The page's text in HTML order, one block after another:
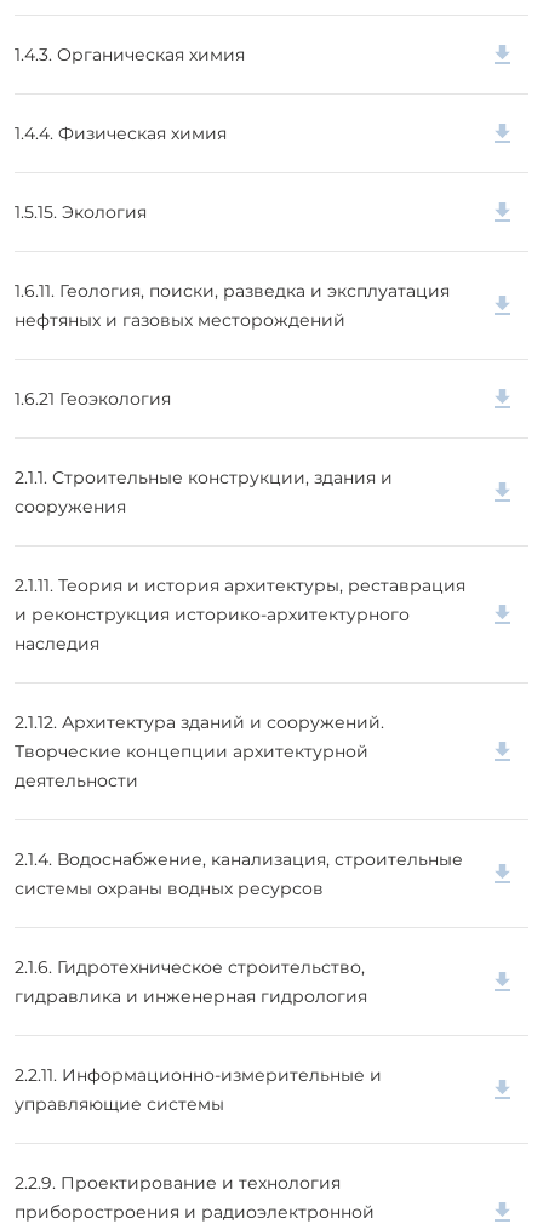
1.4.3. Органическая химия
1.4.4. Физическая химия
1.5.15. Экология
1.6.11. Геология, поиски, разведка и эксплуатация
нефтяных и газовых месторождений
1.6.21 Геоэкология
2.1.1. Строительные конструкции, здания и
сооружения
2.1.11. Теория и история архитектуры, реставрация
и реконструкция историко-архитектурного
наследия
2.1.12. Архитектура зданий и сооружений.
Творческие концепции архитектурной
деятельности
2.1.4. Водоснабжение, канализация, строительные
системы охраны водных ресурсов
2.1.6. Гидротехническое строительство,
гидравлика и инженерная гидрология
2.2.11. Информационно-измерительные и
управляющие системы
2.2.9. Проектирование и технология
приборостроения и радиоэлектронной